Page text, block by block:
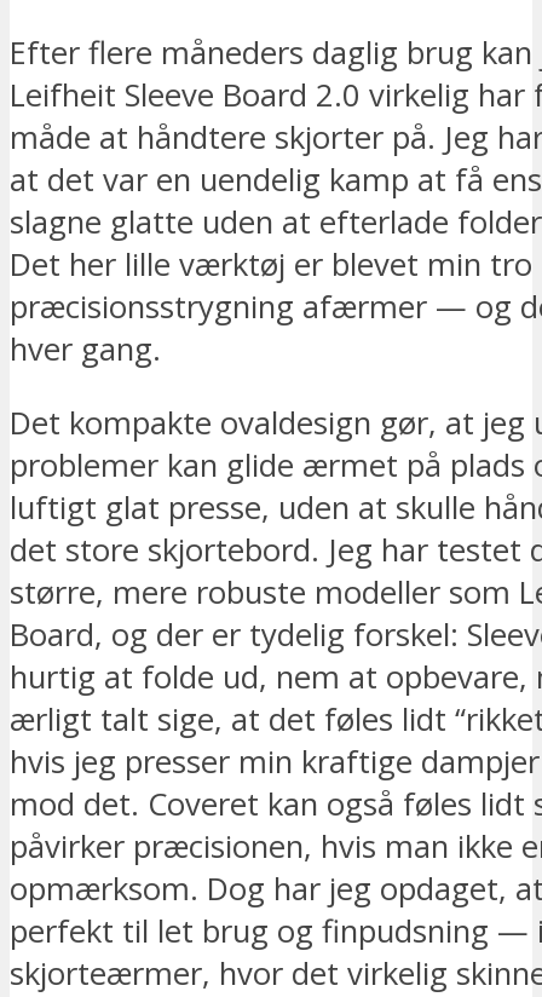
Efter flere måneders daglig brug kan
Leifheit Sleeve Board 2.0 virkelig
måde at håndtere skjorter på. Jeg
at det var en uendelig kamp at få
slagne glatte uden at efterlade
Det her lille værktøj er blevet min
præcisionsstrygning afærmer — og
hver gang.
Det kompakte ovaldesign gør, at jeg
problemer kan glide ærmet på plads
luftigt glat presse, uden at skulle
det store skjortebord. Jeg har testet
større, mere robuste modeller som
Board, og der er tydelig forskel:
hurtig at folde ud, nem at opbevare,
ærligt talt sige, at det føles lidt
hvis jeg presser min kraftige
mod det. Coveret kan også føles lidt
påvirker præcisionen, hvis man ikke
opmærksom. Dog har jeg opdaget,
perfekt til let brug og finpudsning
skjorteærmer, hvor det virkelig